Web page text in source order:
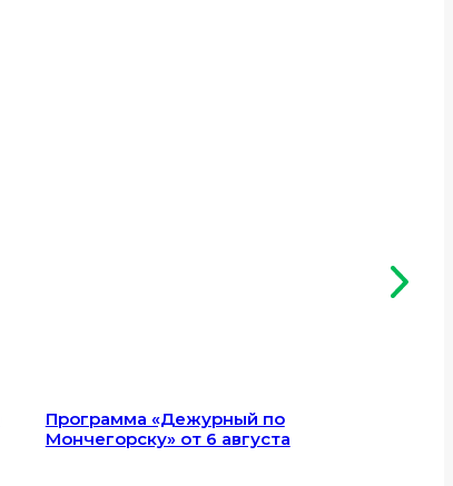
Программа «Дежурный по
Мончегорску» от 6 августа